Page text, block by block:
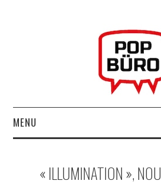
MENU
MUSIQUESACTUELLES.NET
« ILLUMINATION »,